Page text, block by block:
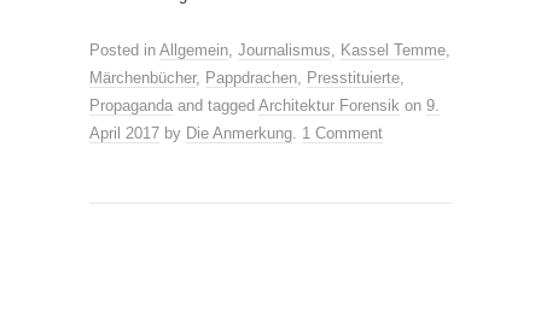
Posted in Allgemein, Journalismus, Kassel Temme,
Märchenbücher, Pappdrachen, Presstituierte,
Propaganda and tagged Architektur Forensik on 9.
April 2017 by Die Anmerkung. 1 Comment